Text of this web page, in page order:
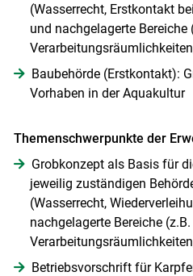
Skip to
(Wasserrecht, Erstkontakt
und nachgelagerte Bereiche
Baubehörde (Erstkontakt):
Vorhaben in der Aquakultur
Themenschwerpunkte der
Grobkonzept als Basis für
jeweilig zuständigen
(Wasserrecht,
nachgelagerte Bereiche (z.B.
Betriebsvorschrift für